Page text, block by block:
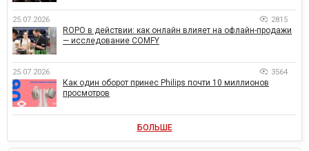
25.07.2026 2815
ROPO в действии: как онлайн влияет на офлайн-продажи
— исследование COMFY
25.07.2026 3564
Как один оборот принес Philips почти 10 миллионов
просмотров
БОЛЬШЕ